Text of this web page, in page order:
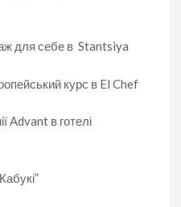
для себе в Stantsiya
курс в El Chef
Advant в готелі